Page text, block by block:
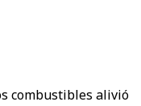
combustibles alivió